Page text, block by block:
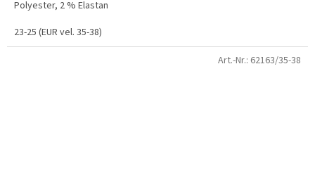
Polyester, 2 % Elastan
23-25 (EUR vel. 35-38)
Art.-Nr.: 62163/35-38